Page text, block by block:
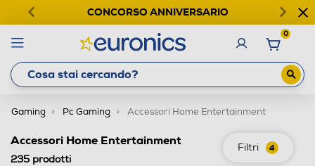
CONCORSO ANNIVERSARIO
0
Gaming Pc Gaming Accessori Home Entertainment
Filtri 4
Accessori Home Entertainment
235 prodotti